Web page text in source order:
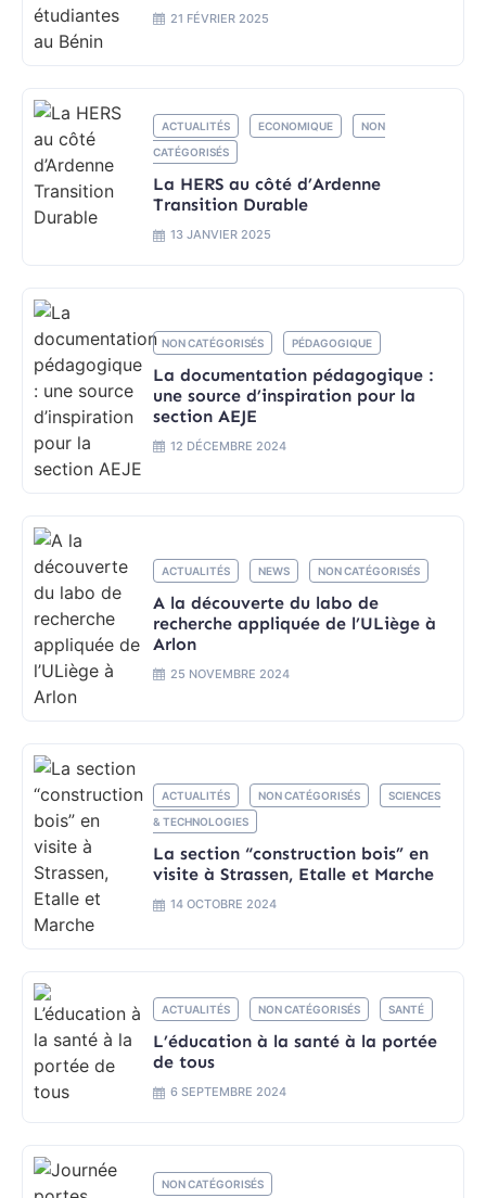
21 FÉVRIER 2025
ACTUALITÉS ECONOMIQUE
NON
CATÉGORISÉS
La HERS au côté d’Ardenne
Transition Durable
13 JANVIER 2025
NON CATÉGORISÉS PÉDAGOGIQUE
La documentation pédagogique :
une source d’inspiration pour la
section AEJE
12 DÉCEMBRE 2024
ACTUALITÉS NEWS NON CATÉGORISÉS
A la découverte du labo de
recherche appliquée de l’ULiège à
Arlon
25 NOVEMBRE 2024
ACTUALITÉS NON CATÉGORISÉS
SCIENCES
& TECHNOLOGIES
La section “construction bois” en
visite à Strassen, Etalle et Marche
14 OCTOBRE 2024
ACTUALITÉS NON CATÉGORISÉS SANTÉ
L’éducation à la santé à la portée
de tous
6 SEPTEMBRE 2024
NON CATÉGORISÉS